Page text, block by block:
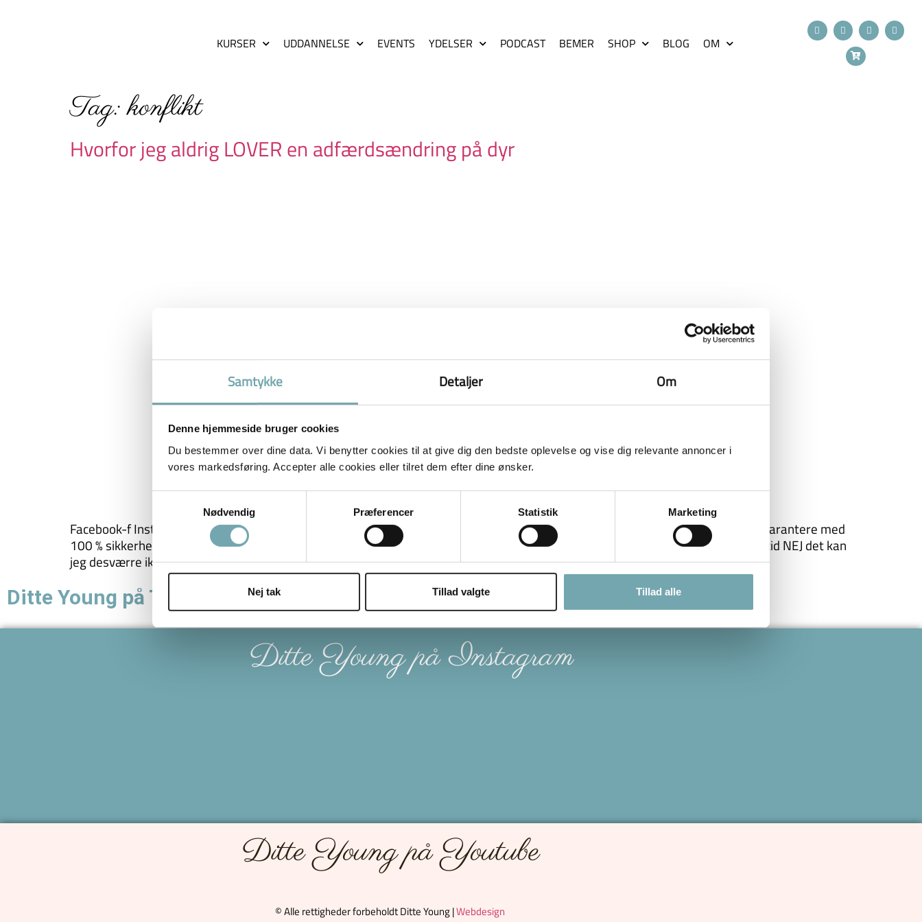
Samtykke Detaljer Om
Denne hjemmeside bruger cookies
Du bestemmer over dine data. Vi benytter cookies til at give dig den bedste oplevelse og vise dig relevante annoncer i
vores markedsføring. Accepter alle cookies eller tilret dem efter dine ønsker.
Nødvendig
Præferencer Statistik Marketing
Nej tak Tillad valgte Tillad alle
KURSER UDDANNELSE EVENTS YDELSER PODCAST BEMER SHOP BLOG OM
Tag:konflikt
Hvorfor jeg aldrig LOVER en adfærdsændring på dyr
Facebook-f Instagram Youtube Cart-arrow-down af Ditte Young · 3. maj 2014 Folk spørger mig fra tid til en anden, om jeg kan garantere med
100 % sikkerhed, at jeg kan ændre adfærd på deres dyr. (Og hvor provokerende dette end måtte lyde så)….. …er mit svar som altid NEJ det kan
jeg desværre ikke. Jeg […]
Ditte Young på TikTok
Ditte Young på Instagram
Ditte Young på Youtube
© Alle rettigheder forbeholdt Ditte Young |Webdesign